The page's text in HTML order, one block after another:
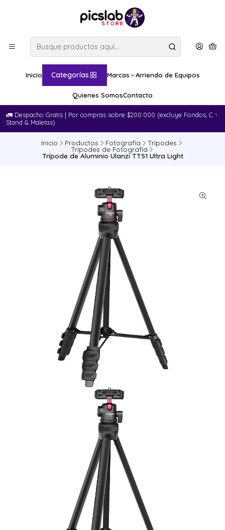
Inicio Categorías Marcas Arriendo de Equipos
Quienes SomosContacto
🚛​ Despacho Gratis | Por compras sobre $200.000 (excluye Fondos, C -
Stand & Maletas)
Inicio Productos Fotografía Trípodes
Trípodes de Fotografía
Trípode de Aluminio Ulanzi TT51 Ultra Light